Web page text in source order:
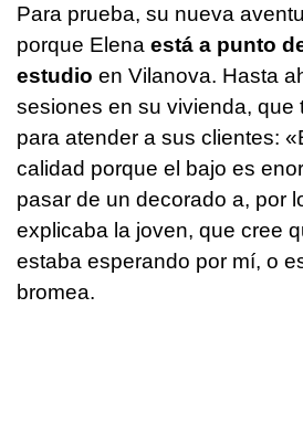
Para prueba, su nueva
porque Elena está a punto
estudio en Vilanova. Hasta
sesiones en su vivienda, que
para atender a sus clientes:
calidad porque el bajo es
pasar de un decorado a, por
explicaba la joven, que cree
estaba esperando por mí, o
bromea.